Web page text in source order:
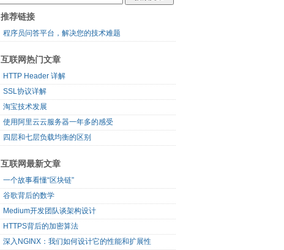
推荐链接
程序员问答平台，解决您的技术难题
互联网热门文章
HTTP Header 详解
SSL协议详解
淘宝技术发展
使用阿里云云服务器一年多的感受
四层和七层负载均衡的区别
互联网最新文章
一个故事看懂“区块链”
谷歌背后的数学
Medium开发团队谈架构设计
HTTPS背后的加密算法
深入NGINX：我们如何设计它的性能和扩展性